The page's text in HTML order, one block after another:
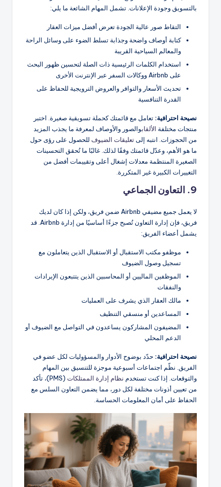
بالتسويق وجودة الإعلانات. تشمل المهام الشائعة ما يلي:
التقاط صور عالية الجودة تعرض أفضل ميزات العقار
كتابة أوصاف واضحة وجذابة تسلط الضوء على وسائل الراحة
والمعالم السياحية القريبة
استخدام الكلمات الرئيسية ذات الصلة لتحسين ظهور البحث
على Airbnb ووكالات السفر عبر الإنترنت الأخرى
تحديث الأسعار والتوافر والعروض الترويجية للحفاظ على
القدرة التنافسية
نصيحة احترافية: تعامل مع قائمتك كحملة تسويقية صغيرة. اختبر
منتجات مختلفة الألقابوالصور والأوصاف لمعرفة ما يجذب المزيد
من الحجوزات. انتبه إلى تعليقات الضيوف للحصول على رؤى حول
ما هو الأهم، وعدّل قائمتك وفقًا لذلك. غالبًا ما تُحقق التحسينات
الصغيرة المنتظمة معدلات إشغال أعلى وتقييمات أفضل من
التغييرات الكبيرة غير المتكررة.
9. التعاون الجماعي
لا يعمل جميع مضيفي Airbnb ضمن فريق، ولكن إذا كان لديك
فريق، فإن إدارة التعاون تُصبح جزءًا أساسيًا من إدارة Airbnb. قد
يشمل أعضاء الفريق:
موظفو مكتب الاستقبال أو الاستقبال الذين يتعاملون مع
تسجيل وصول الضيوف
الموظفين الماليين أو المحاسبين الذين يتتبعون الإيرادات
والنفقات
مالك العقار الذي يشرف على العمليات
المساعدين أو منسقي التنظيف
المضيفون المشاركون يساعدون في التواصل مع الضيوف أو
الدعم المحلي
نصيحة احترافية: حدّد بوضوح الأدوار والمسؤوليات لكل عضو في
الفريق. نظّم اجتماعات أسبوعية موجزة للتنسيق بين المهام
والتوقعات. إذا كنت تستخدم نظام إدارة الممتلكات
(PMS)، تأكد
من تعيين أذونات مختلفة لكل دور، مما يضمن التعاون السلس مع
الحفاظ على أمان المعلومات الحساسة.